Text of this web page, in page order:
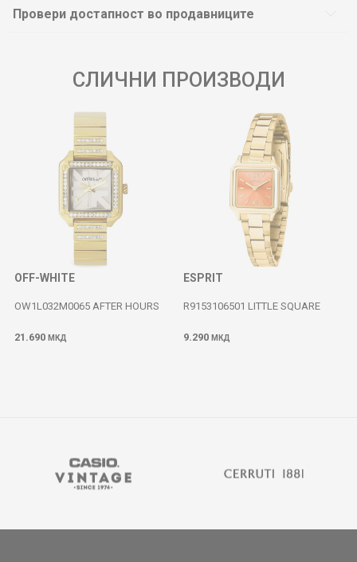
Провери достапност во продавниците
СЛИЧНИ ПРОИЗВОДИ
OFF-WHITE
OW1L032M0065 AFTER HOURS
21.690 МКД
ESPRIT
R9153106501 LITTLE SQUARE
9.290 МКД